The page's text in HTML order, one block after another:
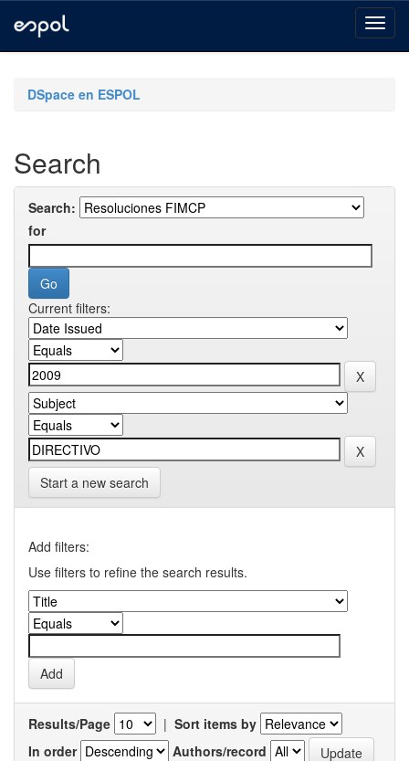
navigationDSpace en ESPOL
Search
Search:
for
Current filters:
Start a new search
Add filters:
Use filters to refine the search results.
Results/Page | Sort items by
In order
Authors/record